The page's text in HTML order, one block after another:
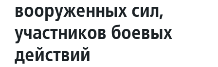
вооруженных сил,
участников боевых
действий